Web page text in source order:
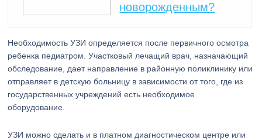
новорожденным?
Необходимость УЗИ определяется после первичного осмотра
ребенка педиатром. Участковый лечащий врач, назначающий
обследование, дает направление в районную поликлинику или
отправляет в детскую больницу в зависимости от того, где из
государственных учреждений есть необходимое
оборудование.
УЗИ можно сделать и в платном диагностическом центре или